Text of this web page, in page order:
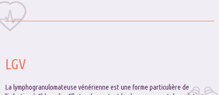
LGV
La lymphogranulomateuse vénérienne est une forme particulière de